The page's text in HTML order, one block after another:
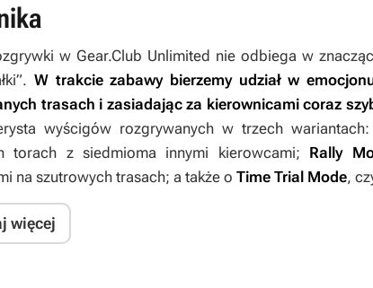
w Gear.Club Unlimited nie odbiega w
W trakcie zabawy bierzemy udział w
trasach i zasiadając za kierownicami coraz
wyścigów rozgrywanych w trzech
torach z siedmioma innymi kierowcami; Rally
na szutrowych trasach; a także o Time Trial Mode,
więcej